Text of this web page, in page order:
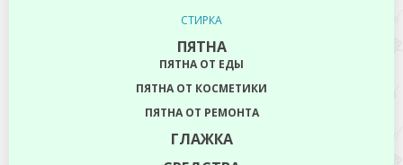
СТИРКА
ПЯТНА
ПЯТНА ОТ ЕДЫ
ПЯТНА ОТ КОСМЕТИКИ
ПЯТНА ОТ РЕМОНТА
ГЛАЖКА